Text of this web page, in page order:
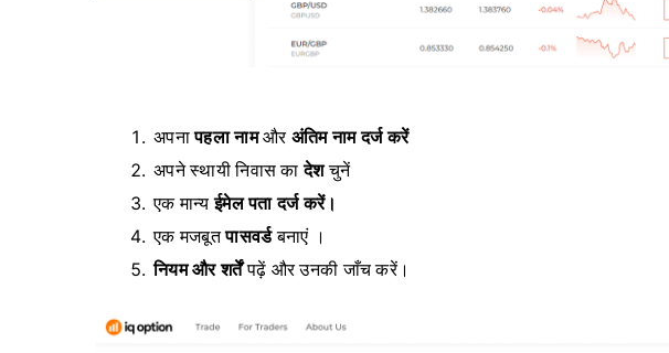
अपनापहला नामऔर अंतिम नाम दर्ज करें
अपने स्थायी निवास कादेशचुनें
एक मान्यईमेल पता दर्ज करें।
एक मजबूतपासवर्डबनाएं ।
नियम और शर्तेंपढ़ें और उनकी जाँच करें।